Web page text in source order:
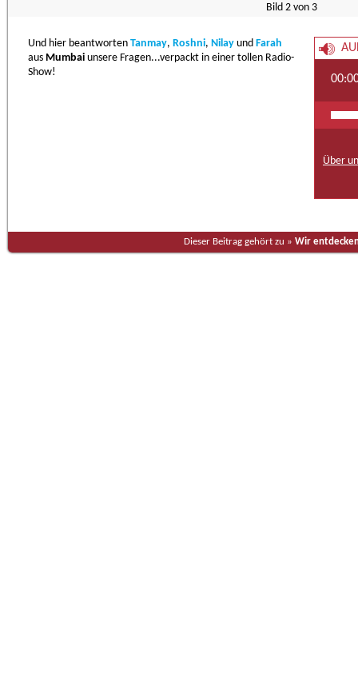
Bild 2 von 3
Über
Und hier beantworten Tanmay, Roshni, Nilay und Farah
aus Mumbai unsere Fragen...verpackt in einer tollen Radio-
Show!
Dieser Beitrag gehört zu » Wir